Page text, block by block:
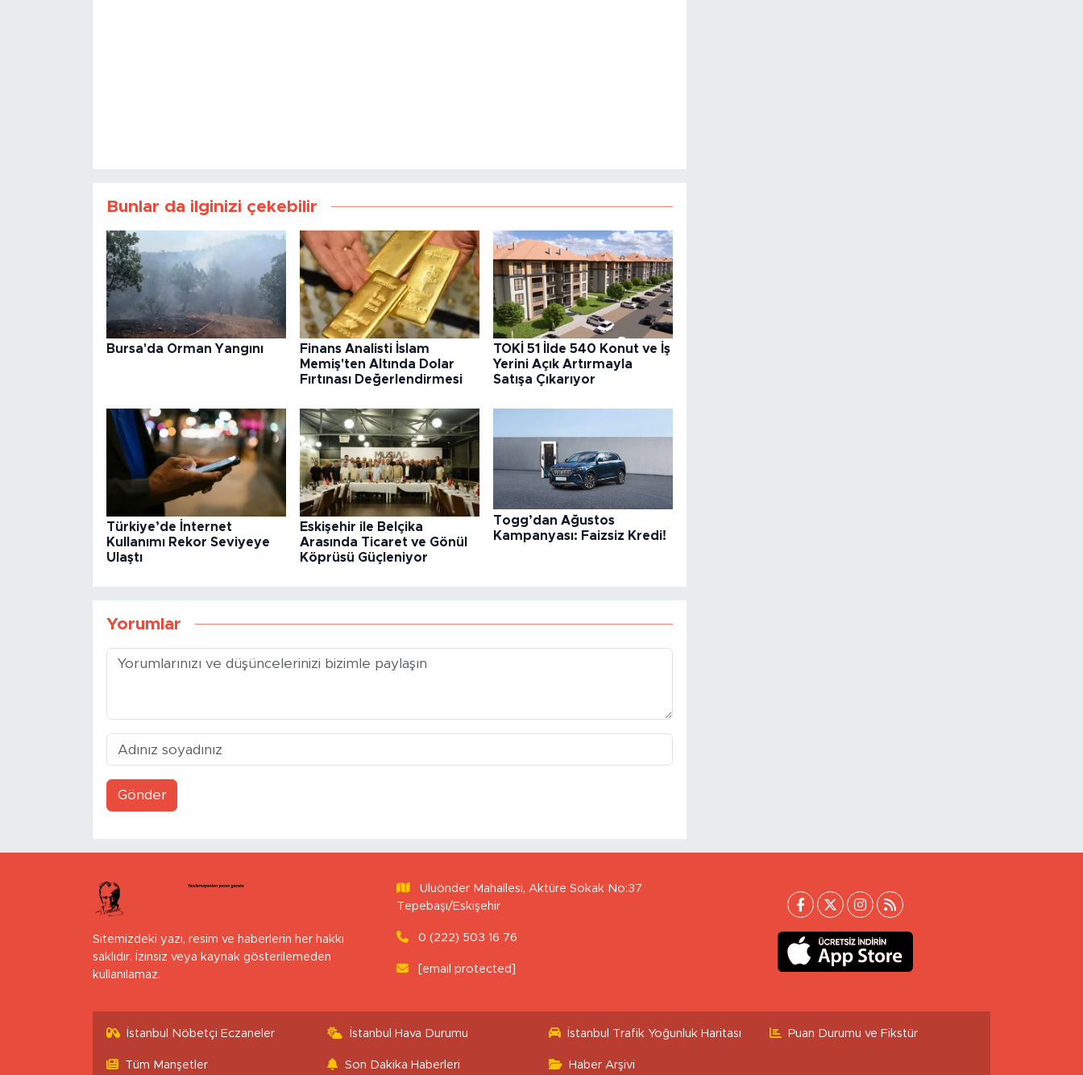
Bunlar da ilginizi çekebilir
Bursa'da Orman Yangını
Finans Analisti İslam
Memiş'ten Altında Dolar
Fırtınası Değerlendirmesi
TOKİ 51 İlde 540 Konut ve İş
Yerini Açık Artırmayla
Satışa Çıkarıyor
Türkiye’de İnternet
Kullanımı Rekor Seviyeye
Ulaştı
Eskişehir ile Belçika
Arasında Ticaret ve Gönül
Köprüsü Güçleniyor
Togg’dan Ağustos
Kampanyası: Faizsiz Kredi!
Yorumlar
Gönder
Sitemizdeki yazı, resim ve haberlerin her hakkı
saklıdır. İzinsiz veya kaynak gösterilemeden
kullanılamaz.
Uluönder Mahallesi, Aktüre Sokak No:37
Tepebaşı/Eskişehir
0 (222) 503 16 76
[email protected]
İstanbul Nöbetçi Eczaneler İstanbul Hava Durumu İstanbul Trafik Yoğunluk Haritası Puan Durumu ve Fikstür
Tüm Manşetler Son Dakika Haberleri Haber Arşivi